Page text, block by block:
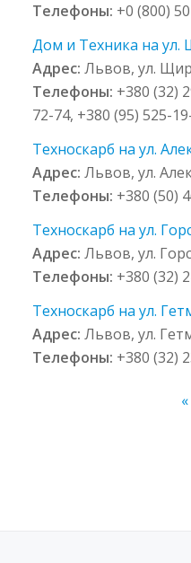
Телефоны: +0 (800)
Дом и Техника на ул.
Адрес:Львов, ул.
Телефоны: +380 (32)
72-74, +380 (95) 525-
Техноскарб на ул.
Адрес:Львов, ул.
Телефоны: +380 (50)
Техноскарб на ул.
Адрес:Львов, ул.
Телефоны: +380 (32)
Техноскарб на ул.
Адрес:Львов, ул.
Телефоны: +380 (32)
«